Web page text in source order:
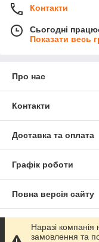
Контакти
Сьогодні
Показати весь
Про нас
Контакти
Доставка та оплата
Графік роботи
Повна версія сайту
Сайт створено на
Наразі
замовлення та